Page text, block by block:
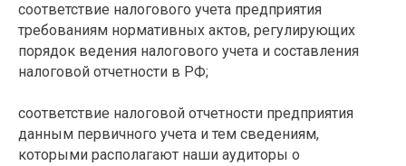
соответствие налогового учета предприятия
требованиям нормативных актов, регулирующих
порядок ведения налогового учета и составления
налоговой отчетности в РФ;
соответствие налоговой отчетности предприятия
данным первичного учета и тем сведениям,
которыми располагают наши аудиторы о